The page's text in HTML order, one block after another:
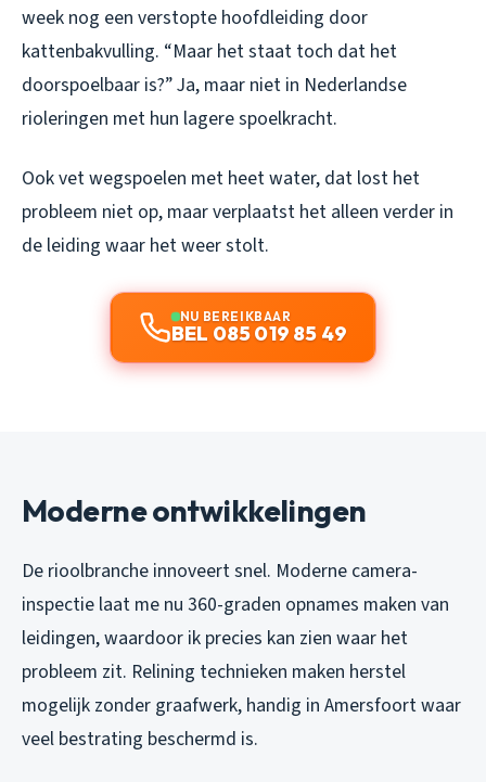
week nog een verstopte hoofdleiding door
kattenbakvulling. “Maar het staat toch dat het
doorspoelbaar is?” Ja, maar niet in Nederlandse
rioleringen met hun lagere spoelkracht.
Ook vet wegspoelen met heet water, dat lost het
probleem niet op, maar verplaatst het alleen verder in
de leiding waar het weer stolt.
NU BEREIKBAAR
BEL 085 019 85 49
Moderne ontwikkelingen
De rioolbranche innoveert snel. Moderne camera-
inspectie laat me nu 360-graden opnames maken van
leidingen, waardoor ik precies kan zien waar het
probleem zit. Relining technieken maken herstel
mogelijk zonder graafwerk, handig in Amersfoort waar
veel bestrating beschermd is.